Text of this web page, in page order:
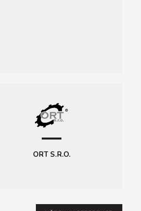
ORT S.R.O.